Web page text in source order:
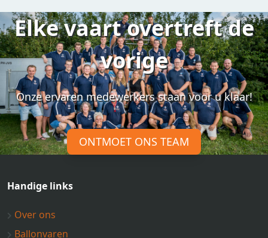
Elke vaart overtreft de
vorige
Onze ervaren medewerkers staan voor u klaar!
ONTMOET ONS TEAM
Handige links
Over ons
Ballonvaren